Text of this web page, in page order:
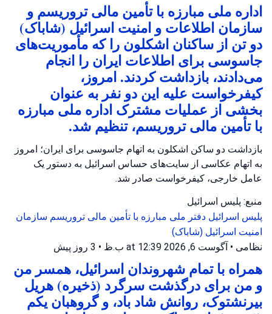
اداره ملی مبارزه با تأمین مالی تروریسم و
سازمان اطلاعات و امنیت اسرائیل (شاباک)
دو تن از ساکنان اشکلون را که مأموریت‌های
جاسوسی برای اطلاعات ایران را انجام
می‌دادند، بازداشت کردند. امروز،
کیفرخواست علیه این دو نفر به عنوان
بخشی از عملیات مشترک اداره ملی مبارزه
با تأمین مالی تروریسم، تنظیم شد.
بازداشت دو ساکن اشکلون به اتهام جاسوسی برای ایران؛ امروز
به اتهام عکاسی از سایت‌های حساس اسرائیل به دستور یک
عامل خارجی، کیفرخواست صادر شد.
منبع: پلیس اسرائیل
پلیس اسرائیل دفتر ملی مبارزه با تأمین مالی تروریسم سازمان
امنیت اسرائیل (شاباک)
نظامی • آگوست 6, 2026 at 12:39 ب.ظ • 3 روز پیش
همراه با تمام شهروندان اسرائیل، همسر من
و من برای درگذشت سرگرد (ذخیره) هریل
بیرنشتوک، روانش شاد باد، و گروهبان یکم